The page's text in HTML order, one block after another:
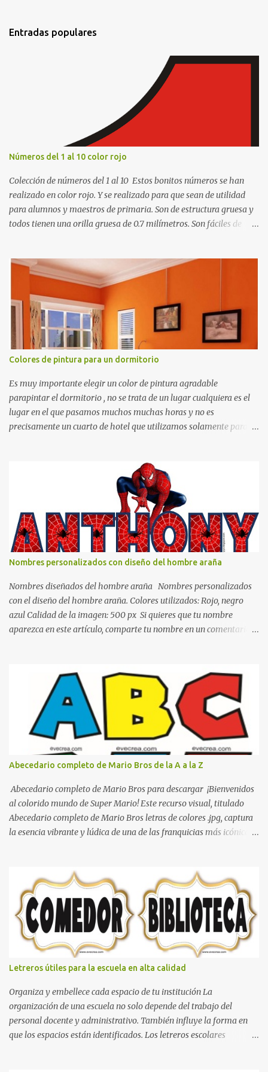
t
Entradas populares
Números del 1 al 10 color rojo
Colección de números del 1 al 10 Estos bonitos números se han
realizado en color rojo. Y se realizado para que sean de utilidad
para alumnos y maestros de primaria. Son de estructura gruesa y
todos tienen una orilla gruesa de 0.7 milímetros. Son fáciles de
matemáticos, para decorar los cumpleaños de los niños, entre
otras cosas.
Colores de pintura para un dormitorio
Es muy importante elegir un color de pintura agradable
parapintar el dormitorio , no se trata de un lugar cualquiera es el
lugar en el que pasamos muchos muchas horas y no es
precisamente un cuarto de hotel que utilizamos solamente para
cómodo y también para nuestra vista. Te mostramos algunas
sugerencias que pueden brindar la elegancia y estilo que buscas
para tu dormitorio. El color naranja es una buena opción para
recibir esa luz y felicidad que todo ser humano necesita. El color
blanco es ideal para lograr el relax total, es un color que va con
todo y además es color bastante limpio que te dará esa sensación
de calidez. Los colores terra son excelentes para usar en el
dormitorio nos brinda esa sensación de tranquilidad y confort. El
color gris es un color muy relajante y por lo tanto entra en la lista
de colo...
Nombres personalizados con diseño del hombre araña
Nombres diseñados del hombre araña Nombres personalizados
con el diseño del hombre araña. Colores utilizados: Rojo, negro
azul Calidad de la imagen: 500 px Si quieres que tu nombre
aparezca en este artículo, comparte tu nombre en un comentario y
decorar el dormitorio con pósters Cama con diseño de ring de
boxeo Ideas para decoraciones de fiestas infantiles Cosas bonitas
que se pueden hacer con gomas de coche
Abecedario completo de Mario Bros de la A a la Z
Abecedario completo de Mario Bros para descargar ¡Bienvenidos
al colorido mundo de Super Mario! Este recurso visual, titulado
Abecedario completo de Mario Bros letras de colores .jpg, captura
la esencia vibrante y lúdica de una de las franquicias más icónicas
tipografía clásica y robusta que los fans han reconocido por
décadas. En esta primera sección, el abecedario nos presenta:
Identidad Visual: Un diseño de bloques con bordes negros gruesos
que resaltan sobre cualquier fondo. Paleta de Colores: Una
secuencia dinámica que alterna entre el rojo de Mario, el verde de
Luigi, y los tonos azul y amarillo clásicos de los elementos del
juego. Contenido Actual: La imagen muestra la organización desde
la letra A hasta la M, estableciendo el estilo geométrico y divertido
que define a toda la colección. Primera parte del juego de letras
in...
Letreros útiles para la escuela en alta calidad
Organiza y embellece cada espacio de tu institución La
organización de una escuela no solo depende del trabajo del
personal docente y administrativo. También influye la forma en
que los espacios están identificados. Los letreros escolares